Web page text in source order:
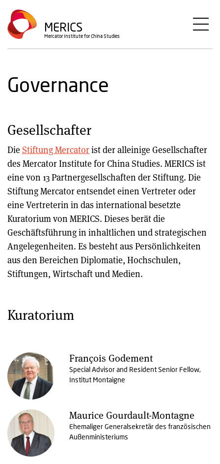
Direkt
zum
Inhalt
MERICS
Mercator Institute for China Studies
Governance
Gesellschafter
Die Stiftung Mercatorist der alleinige Gesellschafter
des Mercator Institute for China Studies. MERICS ist
eine von 13 Partnergesellschaften der Stiftung. Die
Stiftung Mercator entsendet einen Vertreter oder
eine Vertreterin in das international besetzte
Kuratorium von MERICS. Dieses berät die
Geschäftsführung in inhaltlichen und strategischen
Angelegenheiten. Es besteht aus Persönlichkeiten
aus den Bereichen Diplomatie, Hochschulen,
Stiftungen, Wirtschaft und Medien.
Kuratorium
François Godement
Special Advisor and Resident Senior Fellow,
Institut Montaigne
Maurice Gourdault-Montagne
Ehemaliger Generalsekretär des französischen
Außenministeriums